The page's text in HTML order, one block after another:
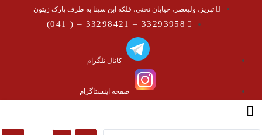
تبریز، ولیعصر، خیابان تختی، فلکه ابن سینا به طرف پارک زیتون
33293958 – 33298421 – ( 041)
کانال تلگرام
صفحه اینستاگرام